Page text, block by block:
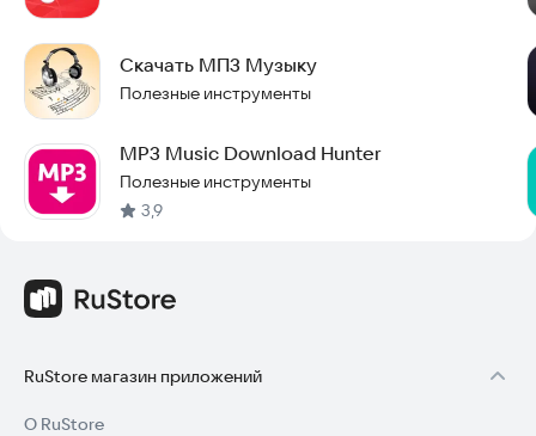
Скачать МП3 Музыку
Полезные инструменты
MP3 Music Download Hunter
Полезные инструменты
3,9
RuStore магазин приложений
О RuStore